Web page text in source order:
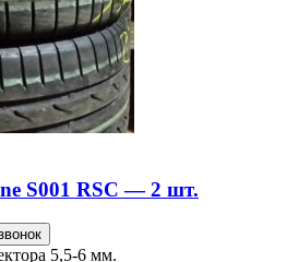
S001 RSC — 2 шт.
5,5-6 мм.